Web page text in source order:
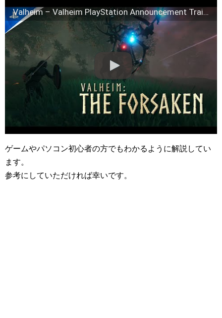
Valheim – Valheim PlayStation Announcement Trailer: The Forsaken [starring Neil Newbon] | PS5 Games
ゲームやパソコン初心者の方でもわかるように解説してい
ます。
参考にしていただければ幸いです。